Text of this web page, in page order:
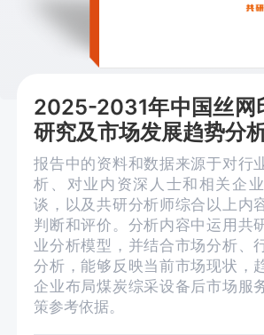
2025-2031年中国丝网
研究及市场发展趋势分
报告中的资料和数据来源于对行
析、对业内资深人士和相关企
谈，以及共研分析师综合以上内
判断和评价。分析内容中运用共
业分析模型，并结合市场分析、
分析，能够反映当前市场现状，
企业布局煤炭综采设备后市场服
策参考依据。